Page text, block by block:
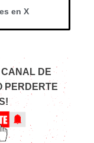
en X
DE
PERDERTE